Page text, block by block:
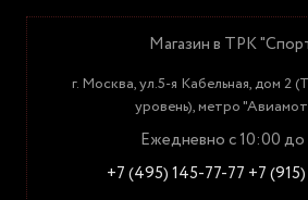
Магазин в ТРК
г. Москва, ул.5-я Кабельная, дом 2
уровень), метро
Ежедневно с 10:00 до
+7 (495) 145-77-77 +7